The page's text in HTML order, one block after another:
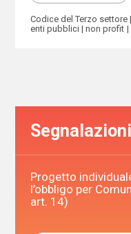
Codice del Terzo settore
enti pubblici
non profit
Segnalazioni
Progetto
l’obbligo per
art. 14)